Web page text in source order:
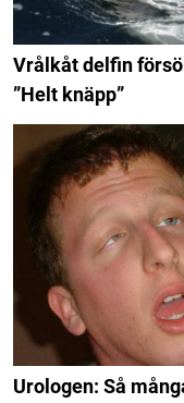
Vrålkåt delfin
”Helt knäpp”
Urologen: Så